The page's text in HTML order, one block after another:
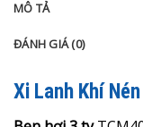
MÔ TẢ
ĐÁNH GIÁ (0)
Xi Lanh Khí